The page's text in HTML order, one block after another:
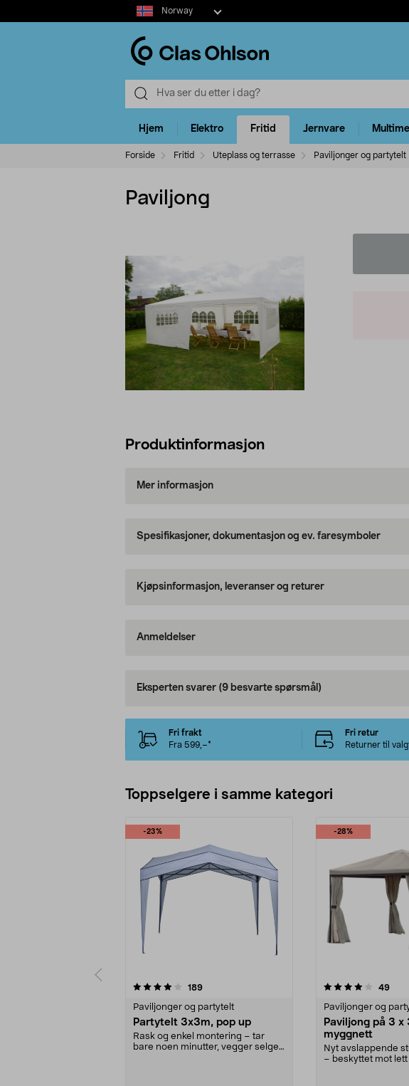
Select
market
Norway
Hjem Elektro Fritid Jernvare
Forside Fritid Uteplass og terrasse Paviljonger og partytelt
Paviljong
Produktinformasjon
Mer informasjon
Spesifikasjoner, dokumentasjon og ev. faresymboler
Kjøpsinformasjon, leveranser og returer
Anmeldelser
Eksperten svarer (9 besvarte spørsmål)
Fri frakt
Fra 599,–*
Fri retur
Returner til
Toppselgere i samme kategori
-23%
189anmeldelser
Paviljonger og partytelt
Partytelt 3x3m, pop up
Rask og enkel montering – tar
bare noen minutter, vegger selges
-28%
4.0 av 5 stjerner 49
Paviljonger og
Paviljong på 3 x
myggnett
Nyt avslappende
– beskyttet mot lett
4.0 av 5